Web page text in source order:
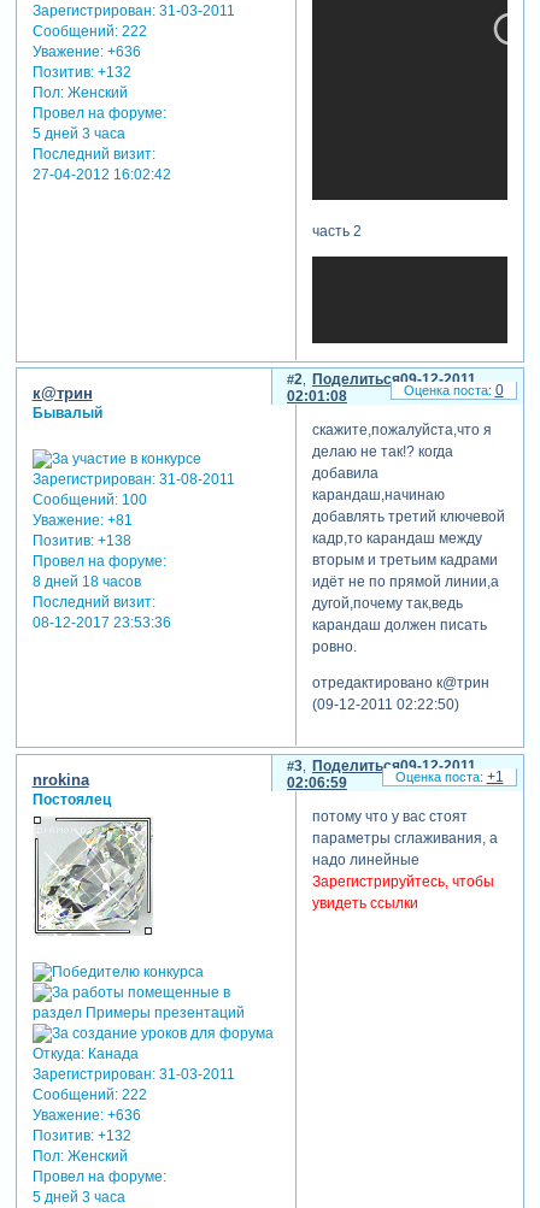
Зарегистрирован: 31-03-2011
Сообщений:222
Уважение: +636
Позитив: +132
Пол:Женский
Провел на форуме:
5 дней 3 часа
Последний визит:
27-04-2012 16:02:42
часть 2
Поделиться
2
09-12-2011
02:01:08
к@трин
Бывалый
Зарегистрирован: 31-08-2011
Сообщений:100
Уважение: +81
Позитив: +138
Провел на форуме:
8 дней 18 часов
Последний визит:
08-12-2017 23:53:36
скажите,пожалуйста,что я
делаю не так!? когда
добавила
карандаш,начинаю
добавлять третий ключевой
кадр,то карандаш между
вторым и третьим кадрами
идёт не по прямой линии,а
дугой,почему так,ведь
карандаш должен писать
ровно.
отредактировано к@трин
(09-12-2011 02:22:50)
0
Поделиться
3
09-12-2011
02:06:59
nrokina
Постоялец
Откуда:Канада
Зарегистрирован: 31-03-2011
Сообщений:222
Уважение: +636
Позитив: +132
Пол:Женский
Провел на форуме:
5 дней 3 часа
потому что у вас стоят
параметры сглаживания, а
надо линейные
Зарегистрируйтесь, чтобы
увидеть ссылки
+1